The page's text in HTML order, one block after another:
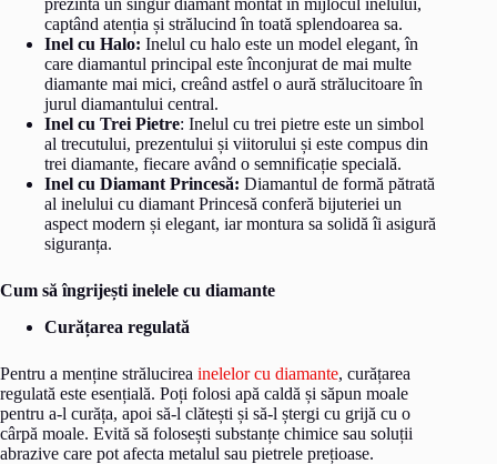
prezintă un singur diamant montat în mijlocul inelului,
captând atenția și strălucind în toată splendoarea sa.
Inel cu Halo: Inelul cu halo este un model elegant, în
care diamantul principal este înconjurat de mai multe
diamante mai mici, creând astfel o aură strălucitoare în
jurul diamantului central.
Inel cu Trei Pietre: Inelul cu trei pietre este un simbol
al trecutului, prezentului și viitorului și este compus din
trei diamante, fiecare având o semnificație specială.
Inel cu Diamant Princesă: Diamantul de formă pătrată
al inelului cu diamant Princesă conferă bijuteriei un
aspect modern și elegant, iar montura sa solidă îi asigură
siguranța.
Cum să îngrijești inelele cu diamante
Curățarea regulată
Pentru a menține strălucirea inelelor cu diamante, curățarea
regulată este esențială. Poți folosi apă caldă și săpun moale
pentru a-l curăța, apoi să-l clătești și să-l ștergi cu grijă cu o
cârpă moale. Evită să folosești substanțe chimice sau soluții
abrazive care pot afecta metalul sau pietrele prețioase.